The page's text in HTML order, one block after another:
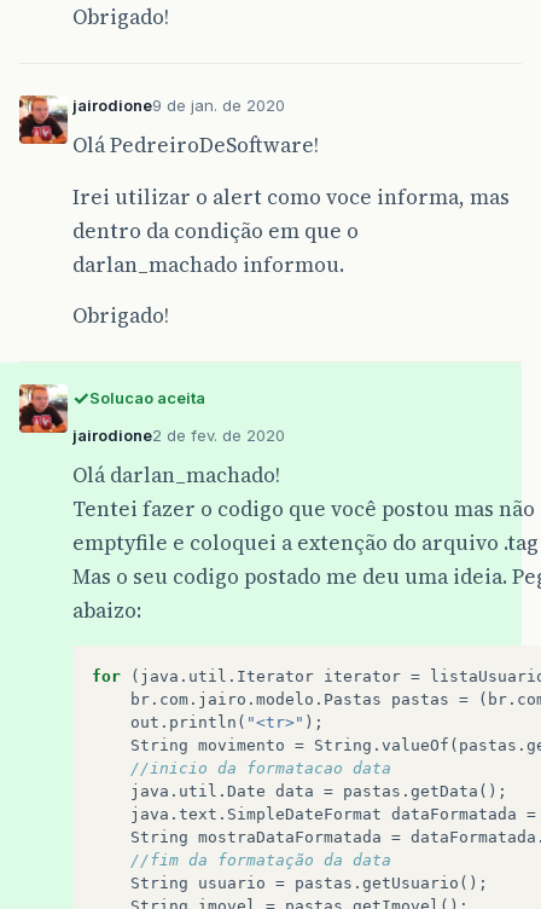
Obrigado!
jairodione9 de jan. de 2020
Olá PedreiroDeSoftware!
Irei utilizar o alert como voce informa, mas
dentro da condição em que o
darlan_machado informou.
Obrigado!
Solucao aceita
jairodione2 de fev. de 2020
Olá darlan_machado!
Tentei fazer o codigo que você postou mas
emptyfile e coloquei a extenção do arquivo .tag
Mas o seu codigo postado me deu uma ideia.
abaizo:
for ( java . util . Iterator iterator =
br . com . jairo . modelo . Pastas pastas = ( br .
out . println ( "<tr>" );
String movimento = String . valueOf ( pastas .
//inicio da formatacao data
java . util . Date data = pastas . getData ();
java . text . SimpleDateFormat dataFormatada =
String mostraDataFormatada = dataFormatada
//fim da formatação da data
String
usuario = pastas . getUsuario ();